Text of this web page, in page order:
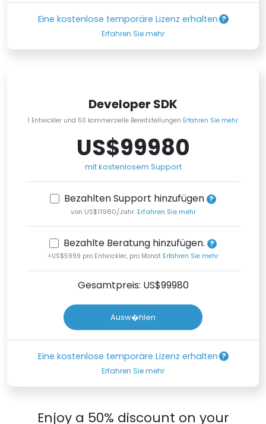
Eine kostenlose temporäre Lizenz erhalten
Erfahren Sie mehr
Developer SDK
1 Entwickler und 50 kommerzielle Bereitstellungen Erfahren Sie mehr
US$99980
mit kostenlosem Support
Bezahlten Support hinzufügen
von US$11980/Jahr. Erfahren Sie mehr
Bezahlte Beratung hinzufügen.
+US$5999 pro Entwickler, pro Monat Erfahren Sie mehr
Gesamtpreis: US$99980
Ausw�hlen
Eine kostenlose temporäre Lizenz erhalten
Erfahren Sie mehr
Enjoy a 50% discount on your